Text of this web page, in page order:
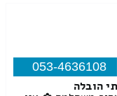
053-4636108
הובלה